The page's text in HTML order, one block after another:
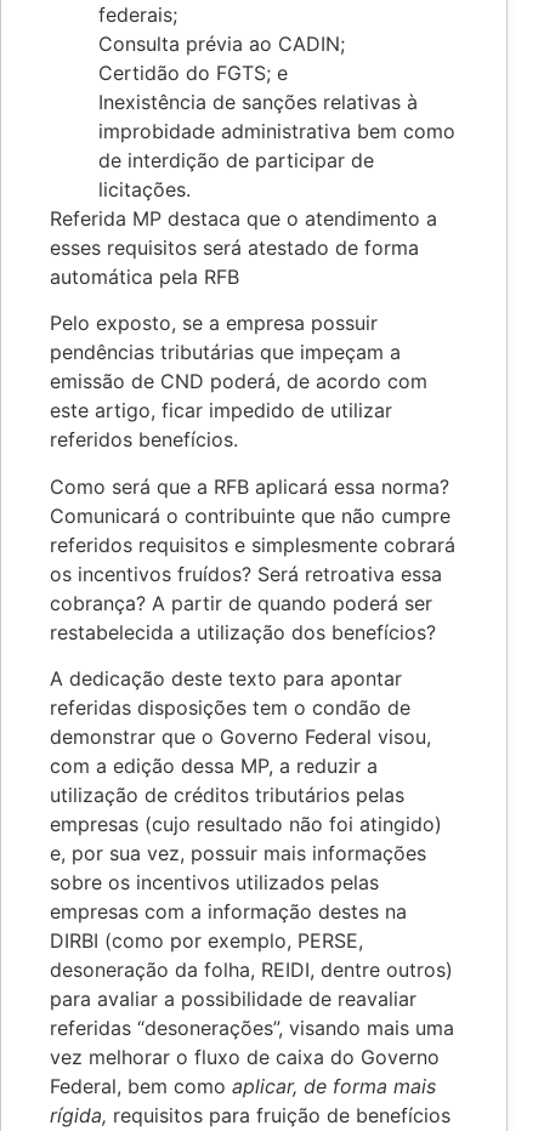
federais;
Consulta prévia ao CADIN;
Certidão do FGTS; e
Inexistência de sanções relativas à
improbidade administrativa bem como
de interdição de participar de
licitações.
Referida MP destaca que o atendimento a
esses requisitos será atestado de forma
automática pela RFB
Pelo exposto, se a empresa possuir
pendências tributárias que impeçam a
emissão de CND poderá, de acordo com
este artigo, ficar impedido de utilizar
referidos benefícios.
Como será que a RFB aplicará essa norma?
Comunicará o contribuinte que não cumpre
referidos requisitos e simplesmente cobrará
os incentivos fruídos? Será retroativa essa
cobrança? A partir de quando poderá ser
restabelecida a utilização dos benefícios?
A dedicação deste texto para apontar
referidas disposições tem o condão de
demonstrar que o Governo Federal visou,
com a edição dessa MP, a reduzir a
utilização de créditos tributários pelas
empresas (cujo resultado não foi atingido)
e, por sua vez, possuir mais informações
sobre os incentivos utilizados pelas
empresas com a informação destes na
DIRBI (como por exemplo, PERSE,
desoneração da folha, REIDI, dentre outros)
para avaliar a possibilidade de reavaliar
referidas “desonerações”, visando mais uma
vez melhorar o fluxo de caixa do Governo
Federal, bem como aplicar, de forma mais
rígida, requisitos para fruição de benefícios